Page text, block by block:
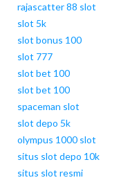
rajascatter 88 slot
slot 5k
slot bonus 100
slot 777
slot bet 100
slot bet 100
spaceman slot
slot depo 5k
olympus 1000 slot
situs slot depo 10k
situs slot resmi